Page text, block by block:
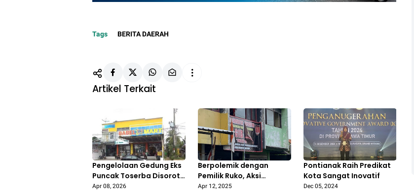
Tags BERITA DAERAH
Artikel Terkait
Pengelolaan Gedung Eks
Puncak Toserba Disorot,
DPRD Pertanyakan Aspek
Apr 08, 2026
Berpolemik dengan
Pemilik Ruko, Aksi
Sekelompok Oknum
Apr 12, 2025
Pontianak Raih Predikat
Kota Sangat Inovatif
Dec 05, 2024